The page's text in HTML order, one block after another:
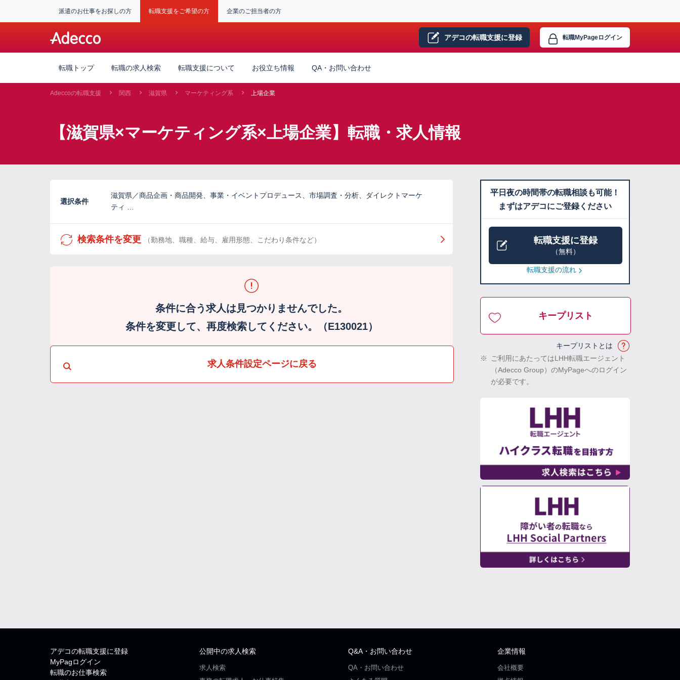
派遣のお仕事をお探しの方 転職支援をご希望の方 企業のご担当者の方
アデコの転職支援に登録 転職MyPageログイン
転職トップ 転職の求人検索 転職支援について お役立ち情報 QA・お問い合わせ
Adeccoの転職支援 関西 滋賀県 マーケティング系 上場企業
【滋賀県×マーケティング系×上場企業】転職・求人情報
選択条件
滋賀県／商品企画・商品開発、事業・イベントプロデュース、市場調査・分析、ダイレクトマーケ
ティ …
検索条件を変更 （勤務地、職種、給与、雇用形態、こだわり条件など）
条件に合う求人は見つかりませんでした。
条件を変更して、再度検索してください。（E130021）
求人条件設定ページに戻る
平日夜の時間帯の転職相談も可能！
まずはアデコにご登録ください
転職支援に登録
（無料）
転職支援の流れ
キープリスト
キープリストとは
※
ご利用にあたってはLHH転職エージェント
（Adecco Group）のMyPageへのログイン
が必要です。
アデコの転職支援に登録
MyPagログイン
転職のお仕事検索
公開中の求人検索
求人検索
Q&A・お問い合わせ
QA・お問い合わせ
企業情報
会社概要